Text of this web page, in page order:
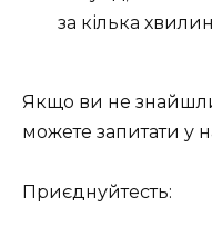
за кілька
Якщо ви не знайшли
можете запитати у
Приєднуйтесть: